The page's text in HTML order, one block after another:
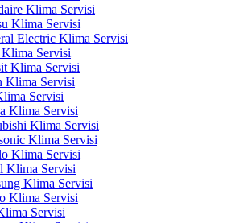
Klima Servisi
Klima Servisi
Electric Klima Servisi
Servisi
Klima Servisi
Klima Servisi
Servisi
Klima Servisi
Klima Servisi
Klima Servisi
Klima Servisi
Klima Servisi
Klima Servisi
Klima Servisi
Servisi